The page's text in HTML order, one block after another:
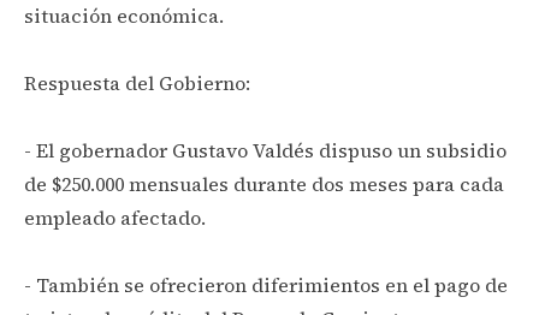
situación económica.
Respuesta del Gobierno:
- El gobernador Gustavo Valdés dispuso un subsidio
de $250.000 mensuales durante dos meses para cada
empleado afectado.
- También se ofrecieron diferimientos en el pago de